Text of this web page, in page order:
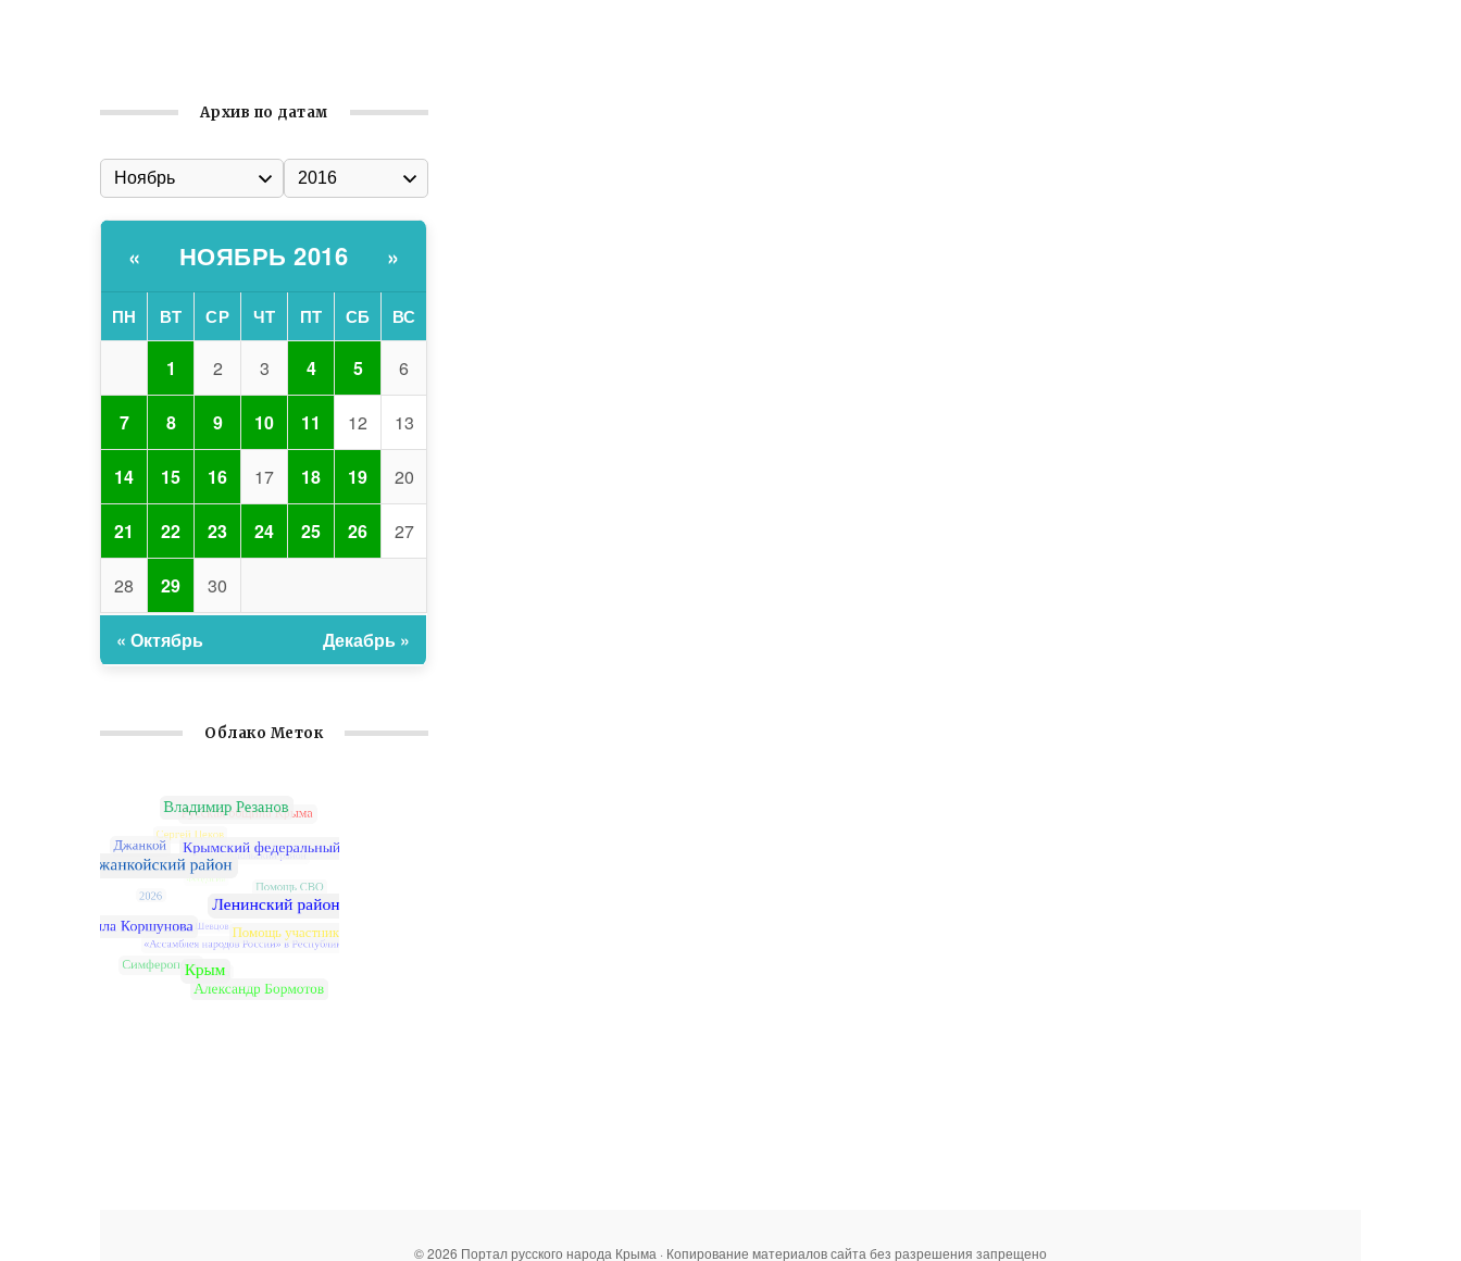
Архив по датам
« НОЯБРЬ 2016 »
ПН ВТ СР ЧТ ПТ СБ ВС
1 2 3 4 5 6
7 8 9 10 11 12 13
14 15 16 17 18 19 20
21 22 23 24 25 26 27
28 29 30
« Октябрь Декабрь »
Облако Меток
© 2026 Портал русского народа Крыма · Копирование материалов сайта без разрешения запрещено